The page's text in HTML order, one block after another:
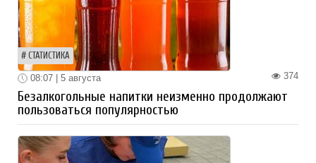
СТАТИСТИКА
374
08:07 | 5 августа
Безалкогольные напитки неизменно продолжают
пользоваться популярностью